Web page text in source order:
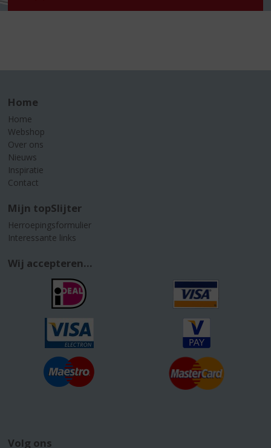
Home
Home
Webshop
Over ons
Nieuws
Inspiratie
Contact
Mijn topSlijter
Herroepingsformulier
Interessante links
Wij accepteren...
Volg ons